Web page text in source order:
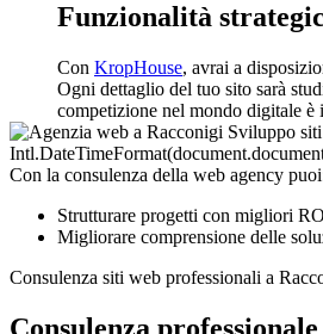
Funzionalità
Con KropHouse, avrai a
Ogni dettaglio del tuo sito sarà
competizione nel mondo digitale
Con la consulenza della web agency
Strutturare progetti con migliori
Migliorare comprensione delle
Consulenza siti web professionali a